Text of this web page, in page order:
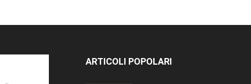
ARTICOLI POPOLARI